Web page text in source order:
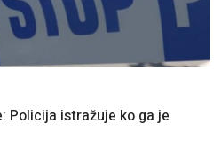
Policija istražuje ko ga je